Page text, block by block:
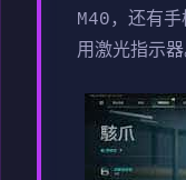
M40，还有
用激光指示器